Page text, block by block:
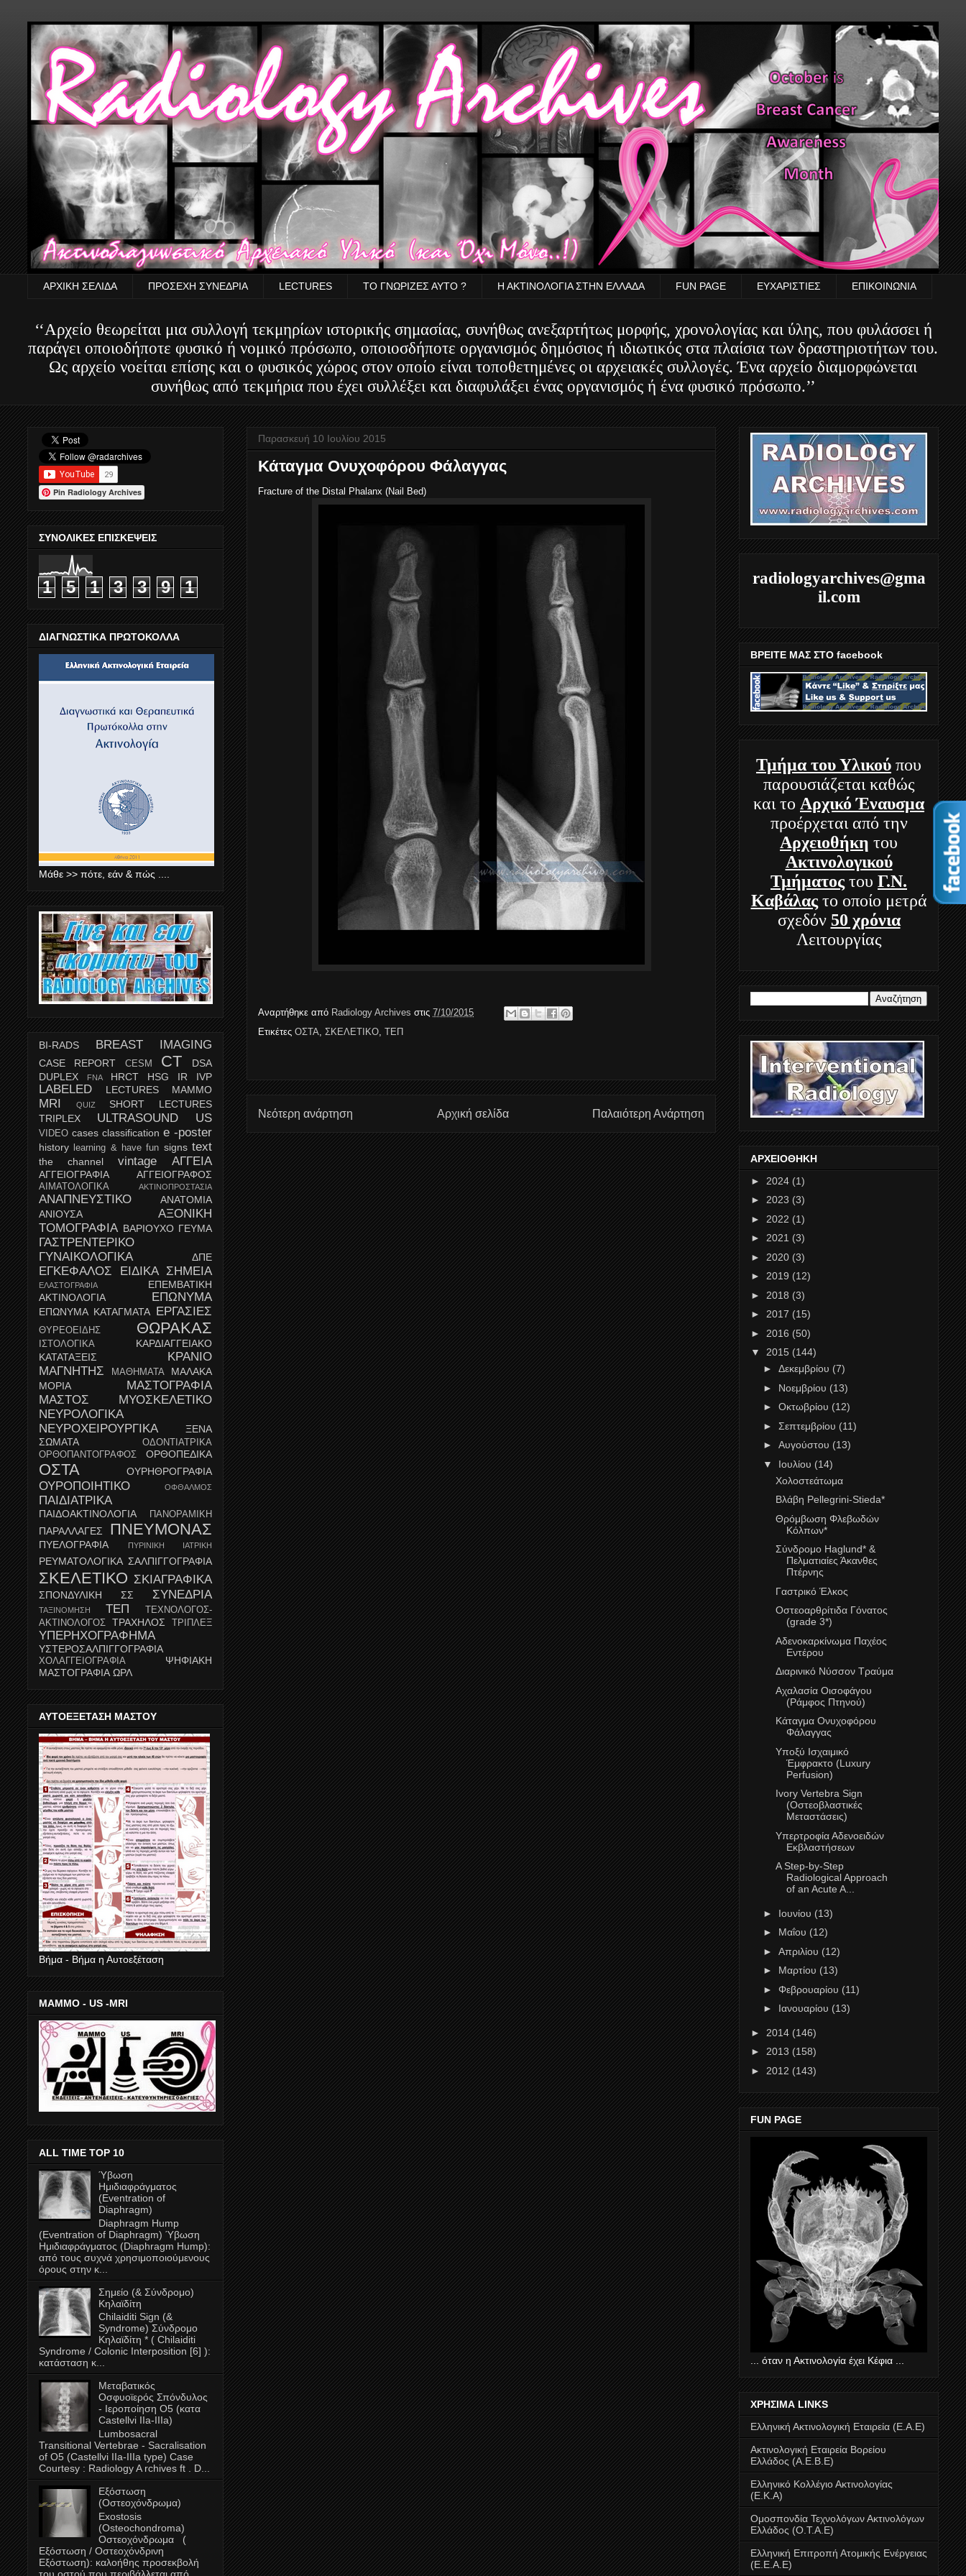
ΑΡΧΙΚΗ ΣΕΛΙΔΑ ΠΡΟΣΕΧΗ ΣΥΝΕΔΡΙΑ LECTURES ΤΟ ΓΝΩΡΙΖΕΣ ΑΥΤΟ ? Η ΑΚΤΙΝΟΛΟΓΙΑ ΣΤΗΝ ΕΛΛΑΔΑ FUN PAGE ΕΥΧΑΡΙΣΤΙΕΣ ΕΠΙΚΟΙΝΩΝΙΑ
‘‘Αρχείο θεωρείται μια συλλογή τεκμηρίων ιστορικής σημασίας, συνήθως ανεξαρτήτως μορφής, χρονολογίας και ύλης, που φυλάσσει ή
παράγει οποιοδήποτε φυσικό ή νομικό πρόσωπο, οποιοσδήποτε οργανισμός δημόσιος ή ιδιωτικός στα πλαίσια των δραστηριοτήτων του.
Ως αρχείο νοείται επίσης και ο φυσικός χώρος στον οποίο είναι τοποθετημένες οι αρχειακές συλλογές. Ένα αρχείο διαμορφώνεται
συνήθως από τεκμήρια που έχει συλλέξει και διαφυλάξει ένας οργανισμός ή ένα φυσικό πρόσωπο.’’
Παρασκευή 10 Ιουλίου 2015
Κάταγμα Ονυχοφόρου Φάλαγγας
Fracture of the Distal Phalanx (Nail Bed)
Αναρτήθηκε από Radiology Archives στις 7/10/2015
Ετικέτες ΟΣΤΑ ΣΚΕΛΕΤΙΚΟ ΤΕΠ
Νεότερη ανάρτηση Παλαιότερη Ανάρτηση
Αρχική σελίδα
Pin Radiology Archives
ΣΥΝΟΛΙΚΕΣ ΕΠΙΣΚΕΨΕΙΣ
1 5 1 3 3 9 1
ΔΙΑΓΝΩΣΤΙΚΑ ΠΡΩΤΟΚΟΛΛΑ
Μάθε >> πότε, εάν & πώς ....
BI-RADS BREAST IMAGING
CASE REPORT CESM CT
DSA
DUPLEX
FNA HRCT HSG IR IVP
LABELED LECTURES MAMMO
MRI QUIZ
SHORT LECTURES
TRIPLEX
ULTRASOUND US
VIDEO cases classification e -poster
history learning & have fun signs text
the channel vintage ΑΓΓΕΙΑ
ΑΓΓΕΙΟΓΡΑΦΙΑ ΑΓΓΕΙΟΓΡΑΦΟΣ
ΑΙΜΑΤΟΛΟΓΙΚΑ ΑΚΤΙΝΟΠΡΟΣΤΑΣΙΑ
ΑΝΑΠΝΕΥΣΤΙΚΟ
ΑΝΑΤΟΜΙΑ
ΑΝΙΟΥΣΑ
ΑΞΟΝΙΚΗ
ΤΟΜΟΓΡΑΦΙΑ ΒΑΡΙΟΥΧΟ ΓΕΥΜΑ
ΓΑΣΤΡΕΝΤΕΡΙΚΟ
ΓΥΝΑΙΚΟΛΟΓΙΚΑ
ΔΠΕ
ΕΓΚΕΦΑΛΟΣ ΕΙΔΙΚΑ ΣΗΜΕΙΑ
ΕΛΑΣΤΟΓΡΑΦΙΑ
ΕΠΕΜΒΑΤΙΚΗ
ΑΚΤΙΝΟΛΟΓΙΑ
ΕΠΩΝΥΜΑ
ΕΠΩΝΥΜΑ ΚΑΤΑΓΜΑΤΑ ΕΡΓΑΣΙΕΣ
ΘΥΡΕΟΕΙΔΗΣ ΘΩΡΑΚΑΣ
ΙΣΤΟΛΟΓΙΚΑ
ΚΑΡΔΙΑΓΓΕΙΑΚΟ
ΚΑΤΑΤΑΞΕΙΣ
ΚΡΑΝΙΟ
ΜΑΓΝΗΤΗΣ
ΜΑΘΗΜΑΤΑ
ΜΑΛΑΚΑ
ΜΟΡΙΑ
ΜΑΣΤΟΓΡΑΦΙΑ
ΜΑΣΤΟΣ
ΜΥΟΣΚΕΛΕΤΙΚΟ
ΝΕΥΡΟΛΟΓΙΚΑ
ΝΕΥΡΟΧΕΙΡΟΥΡΓΙΚΑ
ΞΕΝΑ
ΣΩΜΑΤΑ
ΟΔΟΝΤΙΑΤΡΙΚΑ
ΟΡΘΟΠΑΝΤΟΓΡΑΦΟΣ
ΟΡΘΟΠΕΔΙΚΑ
ΟΣΤΑ ΟΥΡΗΘΡΟΓΡΑΦΙΑ
ΟΥΡΟΠΟΙΗΤΙΚΟ ΟΦΘΑΛΜΟΣ
ΠΑΙΔΙΑΤΡΙΚΑ
ΠΑΙΔΟΑΚΤΙΝΟΛΟΓΙΑ ΠΑΝΟΡΑΜΙΚΗ
ΠΑΡΑΛΛΑΓΕΣ ΠΝΕΥΜΟΝΑΣ
ΠΥΕΛΟΓΡΑΦΙΑ ΠΥΡΙΝΙΚΗ ΙΑΤΡΙΚΗ
ΡΕΥΜΑΤΟΛΟΓΙΚΑ ΣΑΛΠΙΓΓΟΓΡΑΦΙΑ
ΣΚΕΛΕΤΙΚΟ ΣΚΙΑΓΡΑΦΙΚΑ
ΣΠΟΝΔΥΛΙΚΗ ΣΣ ΣΥΝΕΔΡΙΑ
ΤΑΞΙΝΟΜΗΣΗ ΤΕΠ
ΤΕΧΝΟΛΟΓΟΣ-
ΑΚΤΙΝΟΛΟΓΟΣ
ΤΡΑΧΗΛΟΣ ΤΡΙΠΛΕΞ
ΥΠΕΡΗΧΟΓΡΑΦΗΜΑ
ΥΣΤΕΡΟΣΑΛΠΙΓΓΟΓΡΑΦΙΑ
ΧΟΛΑΓΓΕΙΟΓΡΑΦΙΑ
ΨΗΦΙΑΚΗ
ΜΑΣΤΟΓΡΑΦΙΑ ΩΡΛ
ΑΥΤΟΕΞΕΤΑΣΗ ΜΑΣΤΟΥ
Βήμα - Βήμα η Αυτοεξέταση
ΜΑΜΜΟ - US -MRI
ALL TIME TOP 10
Ύβωση
Ημιδιαφράγματος
(Eventration of
Diaphragm)
Diaphragm Hump
(Eventration of Diaphragm) Ύβωση
Ημιδιαφράγματος (Diaphragm Ηump):
από τους συχνά χρησιμοποιούμενους
όρους στην κ...
Σημείο (& Σύνδρομο)
Κηλαϊδίτη
Chilaiditi Sign (&
Syndrome) Σύνδρομο
Κηλαϊδίτη * ( Chilaiditi
Syndrome / Colonic Interposition [6] ):
κατάσταση κ...
Μεταβατικός
Oσφυοϊερός Σπόνδυλος
- Ιεροποίηση Ο5 (κατα
Castellvi IIa-ΙΙΙa)
Lumbosacral
Transitional Vertebrae - Sacralisation
of O5 (Castellvi IIa-IIIa type) Case
Courtesy : Radiology A rchives ft . D...
Εξόστωση
(Οστεοχόνδρωμα)
Exostosis
(Οsteochondroma)
Οστεοχόνδρωμα (
Εξόστωση / Οστεοχόνδρινη
Εξόστωση): καλοήθης προσεκβολή
radiologyarchives@gma
il.com
ΒΡΕΙΤΕ ΜΑΣ ΣΤΟ facebook
Τμήμα του Υλικού που
παρουσιάζεται καθώς
και το Αρχικό Έναυσμα
προέρχεται από την
Αρχειοθήκη του
Ακτινολογικού
Τμήματος του Γ.Ν.
Καβάλαςτο οποίο μετρά
σχεδόν 50 χρόνια
Λειτουργίας
ΑΡΧΕΙΟΘΗΚΗ
► 2024 (1)
► 2023 (3)
► 2022 (1)
► 2021 (3)
► 2020 (3)
► 2019 (12)
► 2018 (3)
► 2017 (15)
► 2016 (50)
▼ 2015 (144)
► Δεκεμβρίου (7)
► Νοεμβρίου (13)
► Οκτωβρίου (12)
► Σεπτεμβρίου (11)
► Αυγούστου (13)
▼ Ιουλίου (14)
Χολοστεάτωμα
Βλάβη Pellegrini-Stieda*
Θρόμβωση Φλεβωδών
Κόλπων*
Σύνδρομο Haglund* &
Πελματιαίες Άκανθες
Πτέρνης
Γαστρικό Έλκος
Οστεοαρθρίτιδα Γόνατος
(grade 3*)
Αδενοκαρκίνωμα Παχέος
Εντέρου
Διαρινικό Νύσσον Τραύμα
Αχαλασία Οισοφάγου
(Ράμφος Πτηνού)
Κάταγμα Ονυχοφόρου
Φάλαγγας
Υποξύ Ισχαιμικό
Έμφρακτο (Luxury
Perfusion)
Ivory Vertebra Sign
(Οστεοβλαστικές
Μεταστάσεις)
Υπερτροφία Αδενοειδών
Εκβλαστήσεων
A Step-by-Step
Radiological Approach
of an Acute A...
► Ιουνίου (13)
► Μαΐου (12)
► Απριλίου (12)
► Μαρτίου (13)
► Φεβρουαρίου (11)
► Ιανουαρίου (13)
► 2014 (146)
► 2013 (158)
► 2012 (143)
FUN PAGE
... όταν η Ακτινολογία έχει Κέφια ...
ΧΡΗΣΙΜΑ LINKS
Ελληνική Ακτινολογική Εταιρεία (Ε.Α.Ε)
Ακτινολογική Εταιρεία Βορείου
Ελλάδος (Α.Ε.Β.Ε)
Ελληνικό Κολλέγιο Ακτινολογίας
(Ε.Κ.Α)
Ομοσπονδία Τεχνολόγων Ακτινολόγων
Ελλάδος (Ο.Τ.Α.Ε)
Ελληνική Επιτροπή Ατομικής Ενέργειας
(E.E.A.E)